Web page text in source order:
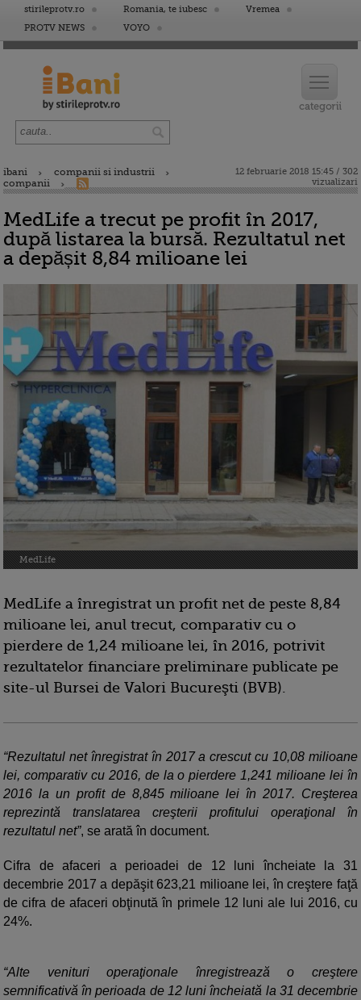
stirileprotv.ro Romania, te iubesc
Vremea
PROTV NEWS
VOYO
ibani
companii si industrii
companii
12 februarie 2018 15:45 / 302
vizualizari
MedLife a trecut pe profit în 2017,
după listarea la bursă. Rezultatul net
a depășit 8,84 milioane lei
MedLife
MedLife a înregistrat un profit net de peste 8,84
milioane lei, anul trecut, comparativ cu o
pierdere de 1,24 milioane lei, în 2016, potrivit
rezultatelor financiare preliminare publicate pe
site-ul Bursei de Valori Bucureşti (BVB).
“Rezultatul net înregistrat în 2017 a crescut cu 10,08 milioane
lei, comparativ cu 2016, de la o pierdere 1,241 milioane lei în
2016 la un profit de 8,845 milioane lei în 2017. Creşterea
reprezintă translatarea creşterii profitului operaţional în
rezultatul net”, se arată în document.
Cifra de afaceri a perioadei de 12 luni încheiate la 31
decembrie 2017 a depăşit 623,21 milioane lei, în creştere faţă
de cifra de afaceri obţinută în primele 12 luni ale lui 2016, cu
24%.
“Alte venituri operaţionale înregistrează o creştere
semnificativă în perioada de 12 luni încheiată la 31 decembrie